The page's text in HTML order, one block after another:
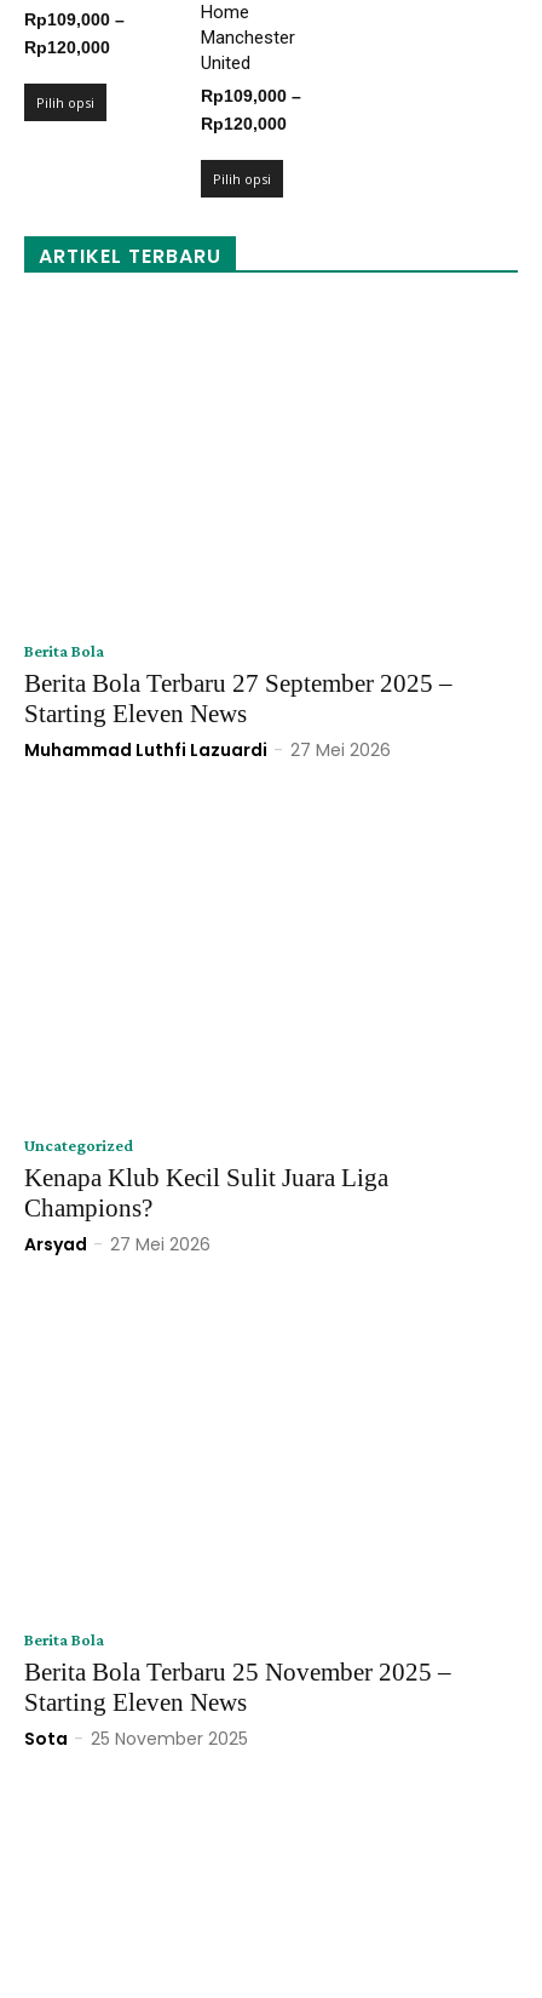
Rp109,000 –
Rp120,000Rentang
Pilih opsi
Home
Manchester
United
Rp109,000 –
Rp120,000Rentang
Pilih opsi
ARTIKEL TERBARU
Berita Bola
Berita Bola Terbaru 27 September 2025 –
Starting Eleven News
Muhammad Luthfi Lazuardi - 27 Mei 2026
Uncategorized
Kenapa Klub Kecil Sulit Juara Liga
Champions?
Arsyad - 27 Mei 2026
Berita Bola
Berita Bola Terbaru 25 November 2025 –
Starting Eleven News
Sota - 25 November 2025